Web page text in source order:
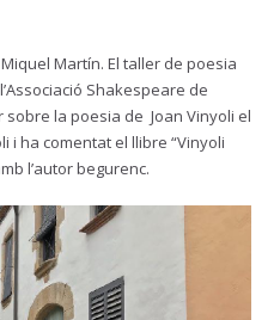
Martín. El taller de poesia
Shakespeare de
la poesia de Joan Vinyoli el
i ha comentat el llibre “Vinyoli
l’autor begurenc.